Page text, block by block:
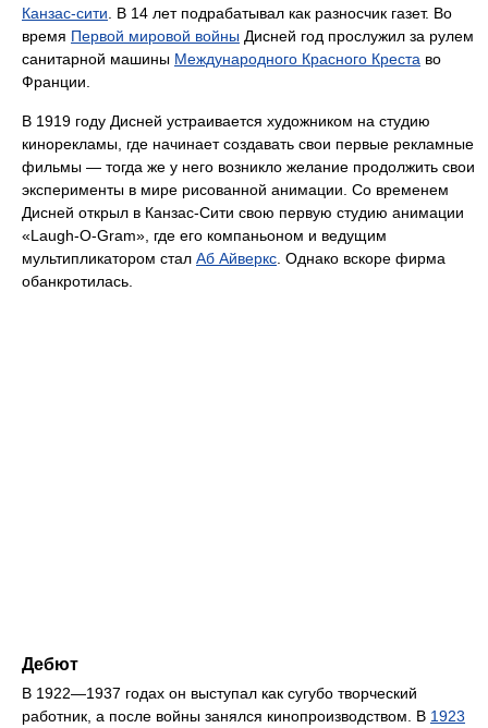
Канзас-сити . В 14 лет подрабатывал как разносчик газет. Во
время Первой мировой войны Дисней год прослужил за рулем
санитарной машины Международного Красного Креста во
Франции.
В 1919 году Дисней устраивается художником на студию
кинорекламы, где начинает создавать свои первые рекламные
фильмы — тогда же у него возникло желание продолжить свои
эксперименты в мире рисованной анимации. Со временем
Дисней открыл в Канзас-Сити свою первую студию анимации
«Laugh-O-Gram», где его компаньоном и ведущим
мультипликатором стал Аб Айверкс . Однако вскоре фирма
обанкротилась.
Дебют
В 1922—1937 годах он выступал как сугубо творческий
работник, а после войны занялся кинопроизводством. В 1923